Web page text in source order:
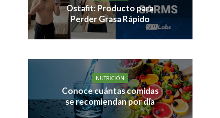
Ostafit: Producto para
Perder Grasa Rápido
NUTRICIÓN
Conoce cuántas comidas
se recomiendan por día